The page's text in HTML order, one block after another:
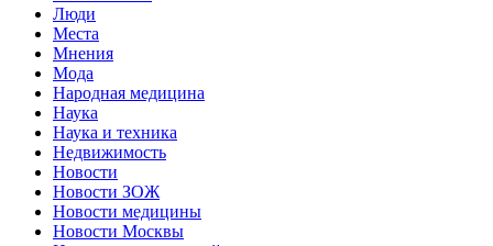
Люди
Места
Мнения
Мода
Народная медицина
Наука
Наука и техника
Недвижимость
Новости
Новости ЗОЖ
Новости медицины
Новости Москвы